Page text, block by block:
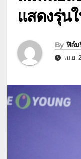
แสดงรุ่น
By ฟิล์ม
เม.ย.